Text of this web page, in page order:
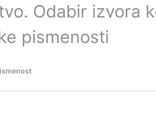
Odabir izvora
pismenosti